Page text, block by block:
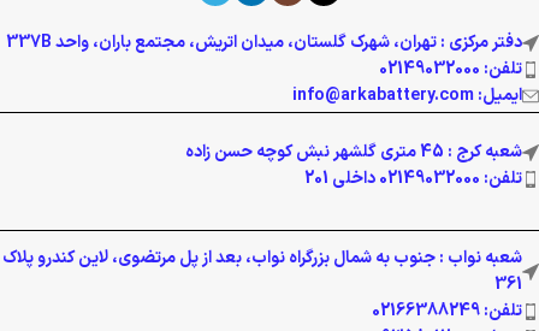
شعبه کرج : 45 متری گلشهر نبش کوچه حسن زاده
تلفن: 02149032000 داخلی 201
شعبه نواب : جنوب به شمال بزرگراه نواب، بعد از پل مرتضوی، لاین کندرو پلاک
تلفن: 02166388249
همراه: 09358012000
محصولات پرفروش